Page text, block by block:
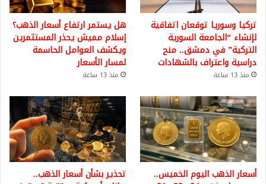
تركيا وسوريا توقعان اتفاقية
لإنشاء “الجامعة السورية
التركية” في دمشق.. منح
دراسية واعتراف بالشهادات
منذ 13 ساعة
هل يستمر ارتفاع أسعار الذهب؟
إسلام مميش يحذر المستثمرين
ويكشف العوامل الحاسمة
لمسار الأسعار
منذ 13 ساعة
أسعار الذهب اليوم الخميس.. تحذير بشأن أسعار الذهب..